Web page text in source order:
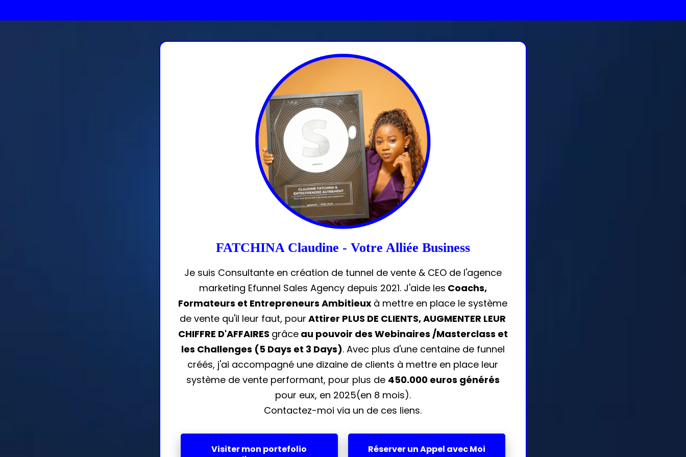
FATCHINA Claudine - Votre Alliée Business
Je suis Consultante en création de tunnel de vente & CEO de l'agence
marketing Efunnel Sales Agency depuis 2021. J'aide les Coachs,
Formateurs et Entrepreneurs Ambitieux à mettre en place le système
de vente qu'il leur faut, pour Attirer PLUS DE CLIENTS, AUGMENTER LEUR
CHIFFRE D'AFFAIRES grâceau pouvoir des Webinaires /Masterclass et
les Challenges (5 Days et 3 Days). Avec plus d'une centaine de funnel
créés, j'ai accompagné une dizaine de clients à mettre en place leur
système de vente performant, pour plus de 450.000 euros générés
pour eux, en 2025(en 8 mois).
Contactez-moi via un de ces liens.
Visiter mon portefolio
Réserver un Appel avec Moi